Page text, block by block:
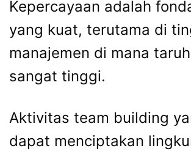
Kepercayaan adalah
yang kuat, terutama di
manajemen di mana
sangat tinggi.
Aktivitas team building
dapat menciptakan